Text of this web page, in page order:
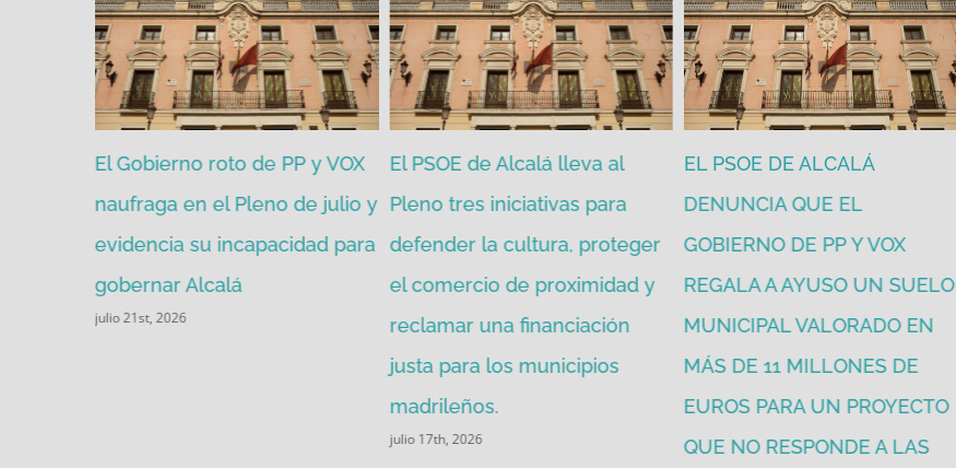
El Gobierno roto de PP y VOX
naufraga en el Pleno de julio y
evidencia su incapacidad para
gobernar Alcalá
julio 21st, 2026
El PSOE de Alcalá lleva al
Pleno tres iniciativas para
defender la cultura, proteger
el comercio de proximidad y
reclamar una financiación
justa para los municipios
madrileños.
julio 17th, 2026
EL PSOE DE ALCALÁ
DENUNCIA QUE EL
GOBIERNO DE PP Y VOX
REGALA A AYUSO UN SUELO
MUNICIPAL VALORADO EN
MÁS DE 11 MILLONES DE
EUROS PARA UN PROYECTO
QUE NO RESPONDE A LAS